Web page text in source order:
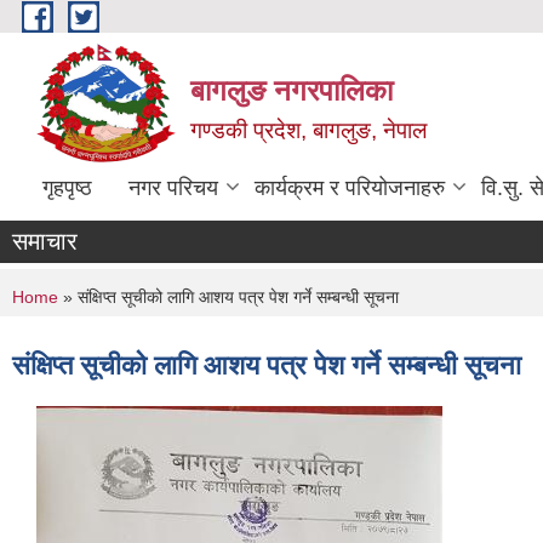
Skip to main content
बागलुङ नगरपालिका
गण्डकी प्रदेश, बागलुङ, नेपाल
गृहपृष्ठ नगर परिचय कार्यक्रम र परियोजनाहरु वि.सु.
समाचार
You are here
Home » संक्षिप्त सूचीको लागि आशय पत्र पेश गर्ने सम्बन्धी सूचना
संक्षिप्त सूचीको लागि आशय पत्र पेश गर्ने सम्बन्धी सूचना